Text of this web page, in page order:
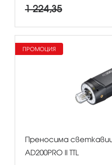
1 224,35
Преносима
AD200PRO II TTL
ПРОМОЦИЯ